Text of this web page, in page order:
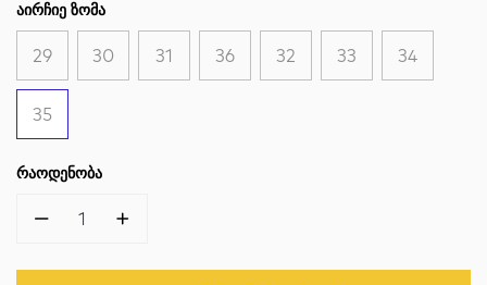
ᲐᲘᲠᲩᲘᲔ ᲖᲝᲛᲐ
29 30 31 36 32 33 34
35
ᲠᲐᲝᲓᲔᲜᲝᲑᲐ
1